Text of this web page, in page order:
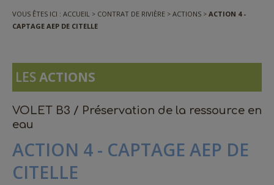
VOUS ÊTES ICI : ACCUEIL CONTRAT DE RIVIÈRE ACTIONS
ACTION 4 -
CAPTAGE AEP DE CITELLE
LESACTIONS
VOLET B3 / Préservation de la ressource en
eau
ACTION 4 - CAPTAGE AEP DE
CITELLE